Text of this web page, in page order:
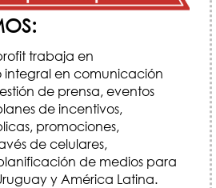
trabaja en
integral en comunicación
de prensa, eventos
de incentivos,
promociones,
de celulares,
de medios para
y América Latina.